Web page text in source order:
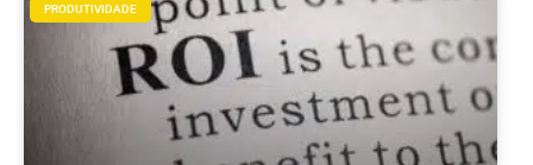
PRODUTIVIDADE